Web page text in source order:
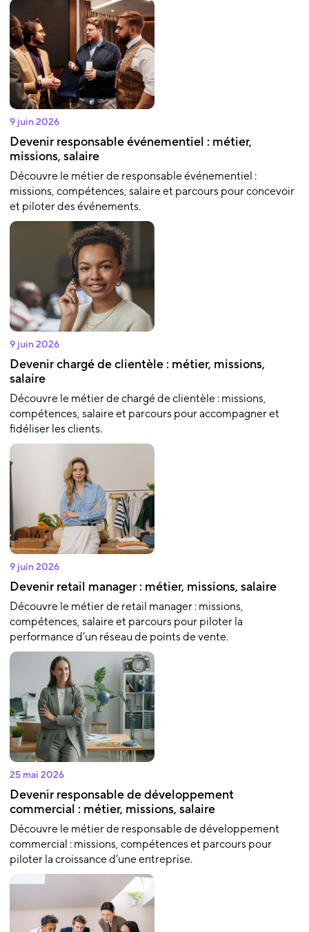
9 juin 2026
Devenir responsable événementiel : métier,
missions, salaire
Découvre le métier de responsable événementiel :
missions, compétences, salaire et parcours pour concevoir
et piloter des événements.
9 juin 2026
Devenir chargé de clientèle : métier, missions,
salaire
Découvre le métier de chargé de clientèle : missions,
compétences, salaire et parcours pour accompagner et
fidéliser les clients.
9 juin 2026
Devenir retail manager : métier, missions, salaire
Découvre le métier de retail manager : missions,
compétences, salaire et parcours pour piloter la
performance d’un réseau de points de vente.
25 mai 2026
Devenir responsable de développement
commercial : métier, missions, salaire
Découvre le métier de responsable de développement
commercial : missions, compétences et parcours pour
piloter la croissance d’une entreprise.